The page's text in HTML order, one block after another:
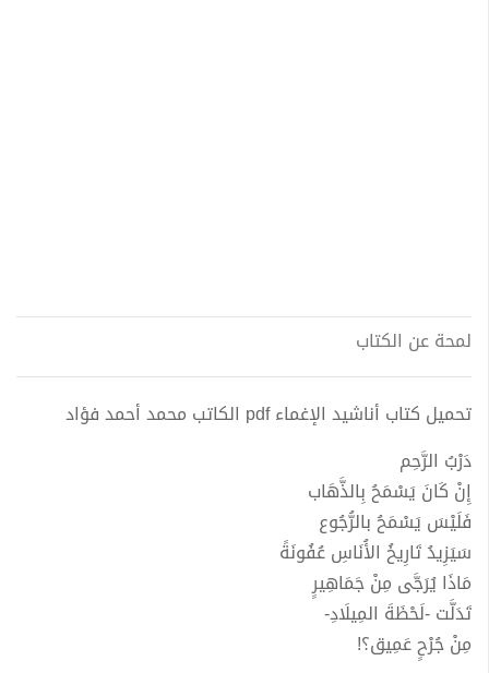
لمحة عن الكتاب
تحميل كتاب أناشيد الإغماء pdf الكاتب محمد أحمد فؤاد
دَرْبُ الرَّحِم
إِنْ كَانَ يَسْمَحُ بِالذَّهَاب
فَلَيْسَ يَسْمَحُ بالرُّجُوع
سَيَزِيدُ تَارِيخُ الأُنَاسِ عُفُونَةً
مَاذَا يُرَجَّى مِنْ جَمَاهِيرٍ
تَدَلَّت -لَحْظَةَ المِيلَادِ-
مِنْ جُرْحٍ عَمِيق؟!